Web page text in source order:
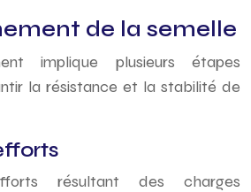
de la semelle
implique plusieurs étapes
la résistance et la stabilité de
résultant des charges